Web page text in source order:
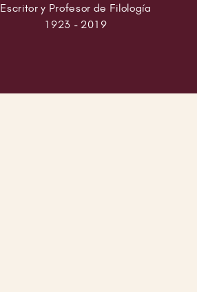
Escritor y Profesor de Filología
1923 - 2019